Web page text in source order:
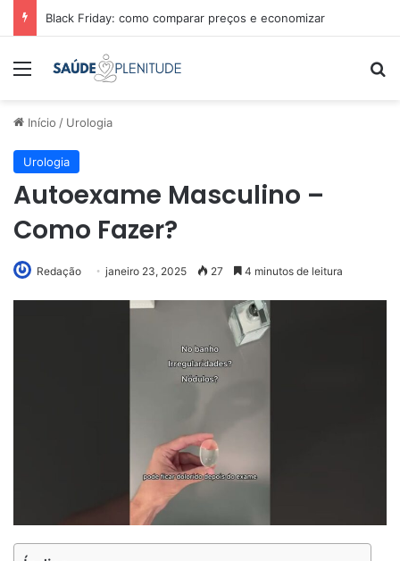
Black Friday: como comparar preços e economizar
Menu
Início / Urologia
Urologia
Autoexame Masculino –
Como Fazer?
Redação janeiro 23, 2025 27 4 minutos de leitura